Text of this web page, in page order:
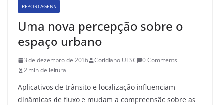
REPORTAGENS
Uma nova percepção sobre o
espaço urbano
3 de dezembro de 2016 Cotidiano UFSC
0 Comments
2 min de leitura
Aplicativos de trânsito e localização influenciam
dinâmicas de fluxo e mudam a compreensão sobre as